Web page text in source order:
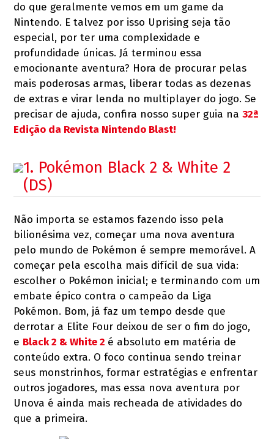
do que geralmente vemos em um game da
Nintendo. E talvez por isso Uprising seja tão
especial, por ter uma complexidade e
profundidade únicas. Já terminou essa
emocionante aventura? Hora de procurar pelas
mais poderosas armas, liberar todas as dezenas
de extras e virar lenda no multiplayer do jogo. Se
precisar de ajuda, confira nosso super guia na32ª
Edição da Revista Nintendo Blast!
1. Pokémon Black 2 & White 2
(DS)
Não importa se estamos fazendo isso pela
bilionésima vez, começar uma nova aventura
pelo mundo de Pokémon é sempre memorável. A
começar pela escolha mais difícil de sua vida:
escolher o Pokémon inicial; e terminando com um
embate épico contra o campeão da Liga
Pokémon. Bom, já faz um tempo desde que
derrotar a Elite Four deixou de ser o fim do jogo,
e Black 2 & White 2 é absoluto em matéria de
conteúdo extra. O foco continua sendo treinar
seus monstrinhos, formar estratégias e enfrentar
outros jogadores, mas essa nova aventura por
Unova é ainda mais recheada de atividades do
que a primeira.